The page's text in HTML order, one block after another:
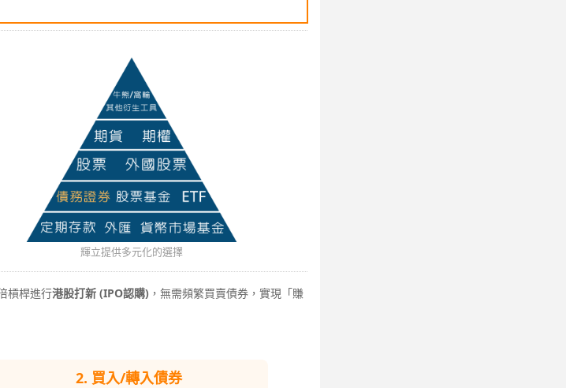
輝立提供多元化的選擇
槓桿進行港股打新 (IPO認購) ，無需頻繁買賣債券，實現「賺
2. 買入/轉入債券